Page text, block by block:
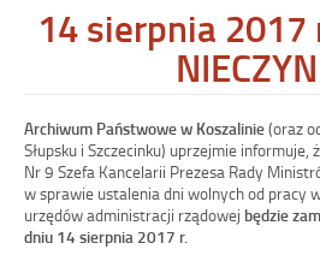
14 sierpnia
Archiwum Państwowe w Koszalinie(oraz
Słupsku i Szczecinku) uprzejmie informuje,
Nr 9 Szefa Kancelarii Prezesa Rady
w sprawie ustalenia dni wolnych od pracy
urzędów administracji rządowej będzie
dniu 14 sierpnia 2017 r.